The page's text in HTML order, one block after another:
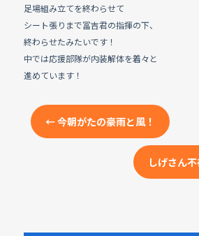
足場組み立てを終わらせて
シート張りまで冨吉君の指揮の下、
終わらせたみたいです！
中では応援部隊が内装解体を着々と
進めています！
←今朝がたの豪雨と風！
しげさん